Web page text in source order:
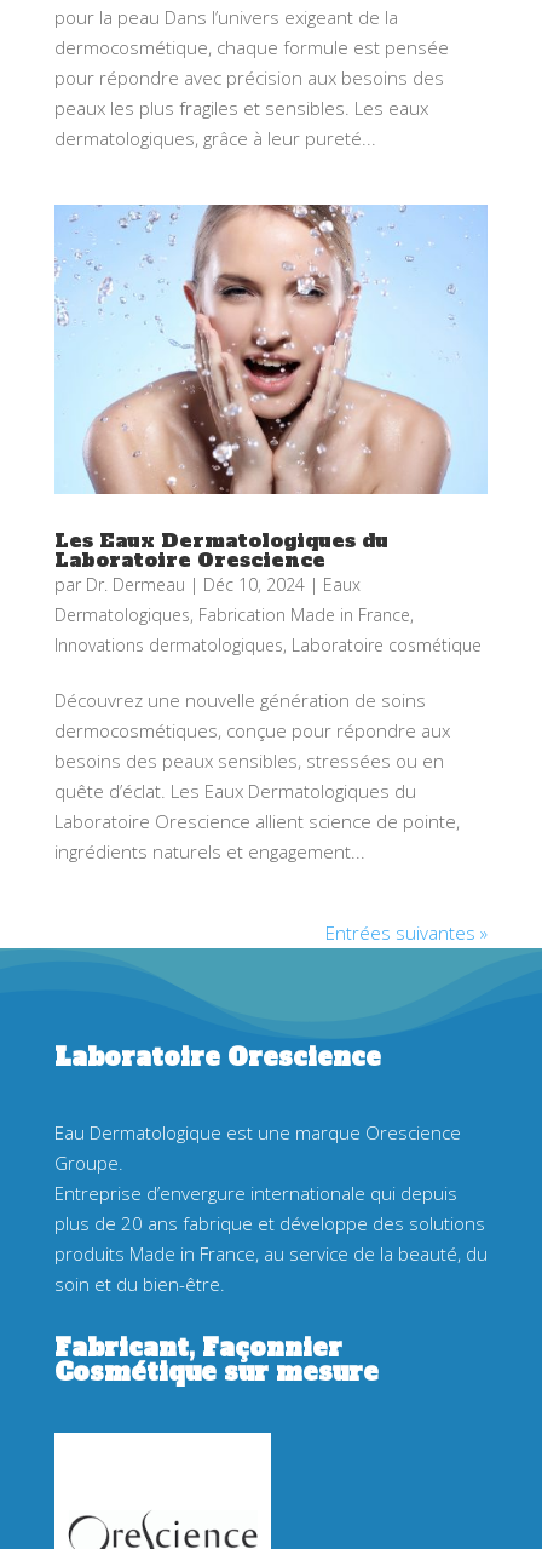
pour la peau Dans l’univers exigeant de la
dermocosmétique, chaque formule est pensée
pour répondre avec précision aux besoins des
peaux les plus fragiles et sensibles. Les eaux
dermatologiques, grâce à leur pureté...
Les Eaux Dermatologiques du
Laboratoire Orescience
par Dr. Dermeau | Déc 10, 2024| Eaux
Dermatologiques, Fabrication Made in France,
Innovations dermatologiques, Laboratoire cosmétique
Découvrez une nouvelle génération de soins
dermocosmétiques, conçue pour répondre aux
besoins des peaux sensibles, stressées ou en
quête d’éclat. Les Eaux Dermatologiques du
Laboratoire Orescience allient science de pointe,
ingrédients naturels et engagement...
Entrées suivantes »
Laboratoire Orescience
Eau Dermatologique est une marque Orescience
Groupe.
Entreprise d’envergure internationale qui depuis
plus de 20 ans fabrique et développe des solutions
produits Made in France, au service de la beauté, du
soin et du bien-être.
Fabricant, Façonnier
Cosmétique sur mesure